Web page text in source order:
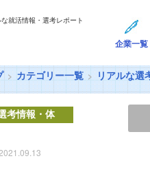
就活情報・選考レポート
企業一覧
カテゴリー一覧 リアルな選
考情報・体